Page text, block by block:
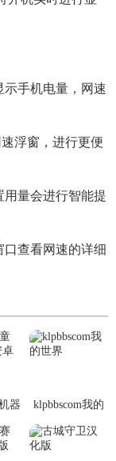
手机电量，网速
浮窗，进行更便
量会进行智能提
查看网速的详细
器
klpbbscom我的
世界